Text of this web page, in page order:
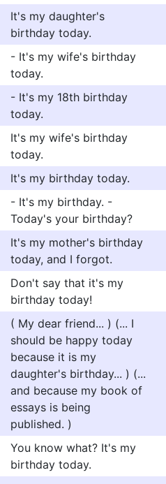
It's my daughter's
birthday today.
- It's my wife's birthday
today.
- It's my 18th birthday
today.
It's my wife's birthday
today.
It's my birthday today.
- It's my birthday. -
Today's your birthday?
It's my mother's birthday
today, and I forgot.
Don't say that it's my
birthday today!
( My dear friend... ) (... I
should be happy today
because it is my
daughter's birthday... ) (...
and because my book of
essays is being
published. )
You know what? It's my
birthday today.